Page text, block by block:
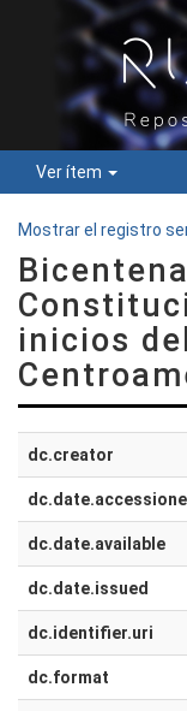
Ver ítem
Mostrar el registro
inicios
dc.creator
dc.date.available
dc.date.issued
dc.identifier.uri
dc.format